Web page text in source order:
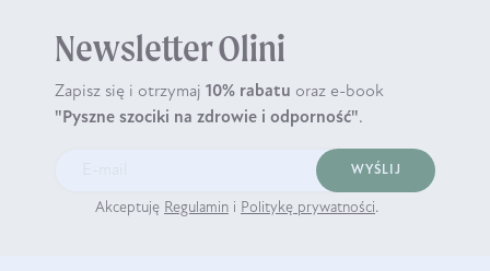
Newsletter Olini
Zapisz się i otrzymaj 10% rabatu oraz e-book
"Pyszne szociki na zdrowie i odporność".
WYŚLIJ
Akceptuję Regulamin i Politykę prywatności.